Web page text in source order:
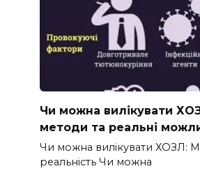
Чи можна вилікувати
методи та реальні
Чи можна вилікувати ХОЗЛ:
реальність Чи можна